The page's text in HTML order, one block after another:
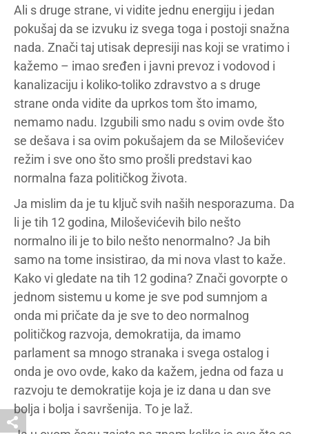
Ali s druge strane, vi vidite jednu energiju i jedan
pokušaj da se izvuku iz svega toga i postoji snažna
nada. Znači taj utisak depresiji nas koji se vratimo i
kažemo – imao sređen i javni prevoz i vodovod i
kanalizaciju i koliko-toliko zdravstvo a s druge
strane onda vidite da uprkos tom što imamo,
nemamo nadu. Izgubili smo nadu s ovim ovde što
se dešava i sa ovim pokušajem da se Miloševićev
režim i sve ono što smo prošli predstavi kao
normalna faza političkog života.
Ja mislim da je tu ključ svih naših nesporazuma. Da
li je tih 12 godina, Miloševićevih bilo nešto
normalno ili je to bilo nešto nenormalno? Ja bih
samo na tome insistirao, da mi nova vlast to kaže.
Kako vi gledate na tih 12 godina? Znači govorpte o
jednom sistemu u kome je sve pod sumnjom a
onda mi pričate da je sve to deo normalnog
političkog razvoja, demokratija, da imamo
parlament sa mnogo stranaka i svega ostalog i
onda je ovo ovde, kako da kažem, jedna od faza u
razvoju te demokratije koja je iz dana u dan sve
bolja i bolja i savršenija. To je laž.